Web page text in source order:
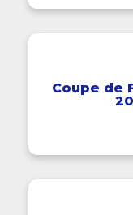
Coupe de